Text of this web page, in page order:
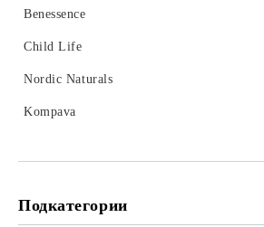
Benessence
Child Life
Nordic Naturals
Kompava
Подкатегории